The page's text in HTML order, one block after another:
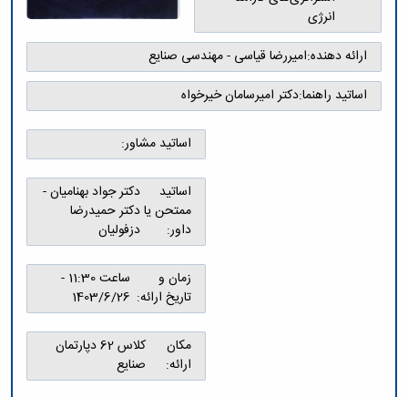
پژوهشی
معاونت
تحصیلات
تکمیلی
کمیته
منتخب
نامه
ها
سمینارها
و
پایان
صنایع
گروه
کامپیوتر
نشریات
پژوهش
مهندسی
مکانیک
مهندسی
کامپیوتر
انرژی
ارائه دهنده:امیررضا قیاسی - مهندسی صنایع
اساتید راهنما:دکتر امیرسامان خیرخواه
اساتید مشاور:
اساتید
ممتحن یا
داور:
دکتر جواد بهنامیان -
دکتر حمیدرضا
دزفولیان
زمان و
تاریخ ارائه:
ساعت 11:30 -
1403/6/26
مکان
ارائه:
کلاس 62 دپارتمان
صنایع